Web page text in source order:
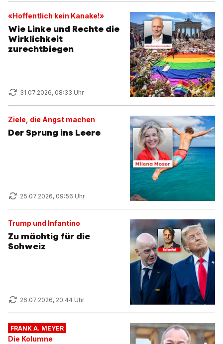
«Hoffentlich kein Kanake!»
Wie Linke und Rechte die
Wirklichkeit
zurechtbiegen
31.07.2026, 08:33 Uhr
Ziele, die Angst machen
Der Sprung ins Leere
25.07.2026, 09:56 Uhr
Trump und Infantino
Zu mächtig für die
Schweiz
26.07.2026, 20:44 Uhr
FRANK A. MEYER
Die Kolumne